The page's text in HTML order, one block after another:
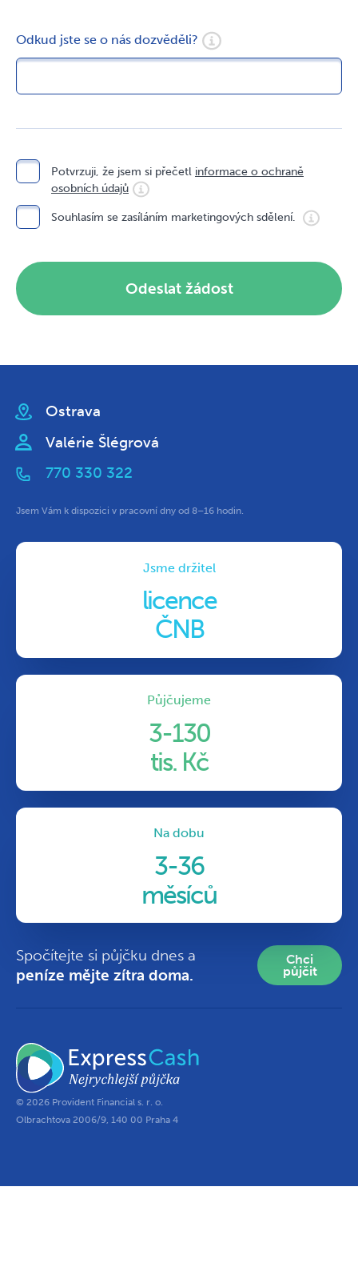
Odkud jste se o nás dozvěděli?
Potvrzuji, že jsem si přečetl informace o ochraně
osobních údajů
Souhlasím se zasíláním marketingových sdělení.
Odeslat žádost
Ostrava
Valérie Šlégrová
770 330 322
Jsem Vám k dispozici v pracovní dny od 8–16 hodin.
Jsme držitel
licence
ČNB
Půjčujeme
3-130
tis. Kč
Na dobu
3-36
měsíců
Spočítejte si půjčku dnes a
peníze mějte zítra doma.
Chci
půjčit
© 2026 Provident Financial s. r. o.
Olbrachtova 2006/9, 140 00 Praha 4